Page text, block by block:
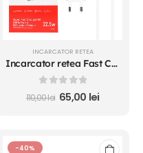
INCARCATOR RETEA
Incarcator retea Fast Charge USB - Type-C 22.5W
out of 5
110,00lei 65,00 lei
-40%